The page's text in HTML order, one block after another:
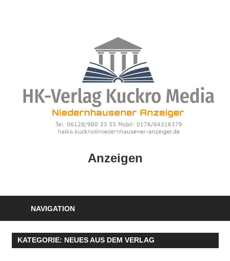
Anzeigen
NAVIGATION
KATEGORIE: NEUES AUS DEM VERLAG